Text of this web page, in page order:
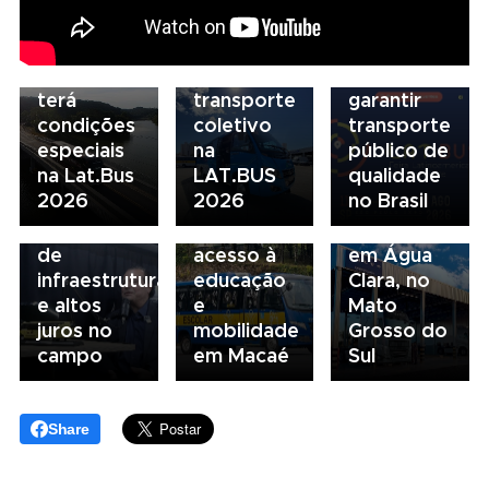
Scania
Serviços
terá
condições
especiais
na Lat.Bus
2026
e
transporte
coletivo
na
LAT.BUS
2026
garantir
transporte
público de
qualidade
no Brasil
05/08/2026
Presidente
da FAESP
alerta para
gargalos
de
infraestrutura
e altos
juros no
campo
04/08/2026
Renovação
da frota
escolar
fortalece
acesso à
educação
e
mobilidade
em Macaé
03/08/2026
Volvo
inaugura
concessionária
em Água
Clara, no
Mato
Grosso do
Sul
Share